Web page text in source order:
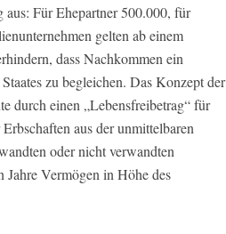
Für Ehepartner 500.000, für
gelten ab einem
dass Nachkommen ein
zu begleichen. Das Konzept der
durch einen „Lebensfreibetrag“ für
aus der unmittelbaren
oder nicht verwandten
Vermögen in Höhe des